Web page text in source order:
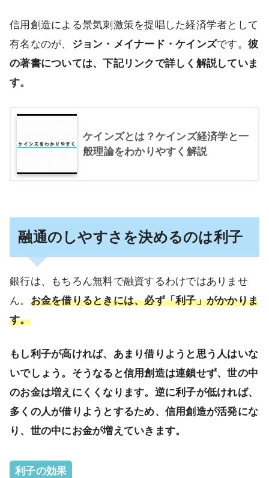
信用創造による景気刺激策を提唱した経済学者として
有名なのが、 ジョン・メイナード・ケインズです。 彼
の著書については、下記リンクで詳しく解説していま
す。
ケインズとは？ケインズ経済学と一
般理論をわかりやすく解説
融通のしやすさを決めるのは利子
銀行は、もちろん無料で融資するわけではありませ
ん。 お金を借りるときには、必ず「利子」がかかりま
す。
もし利子が高ければ、あまり借りようと思う人はいな
いでしょう。そうなると信用創造は連鎖せず、世の中
のお金は増えにくくなります。逆に利子が低ければ、
多くの人が借りようとするため、信用創造が活発にな
り、世の中にお金が増えていきます。
利子の効果